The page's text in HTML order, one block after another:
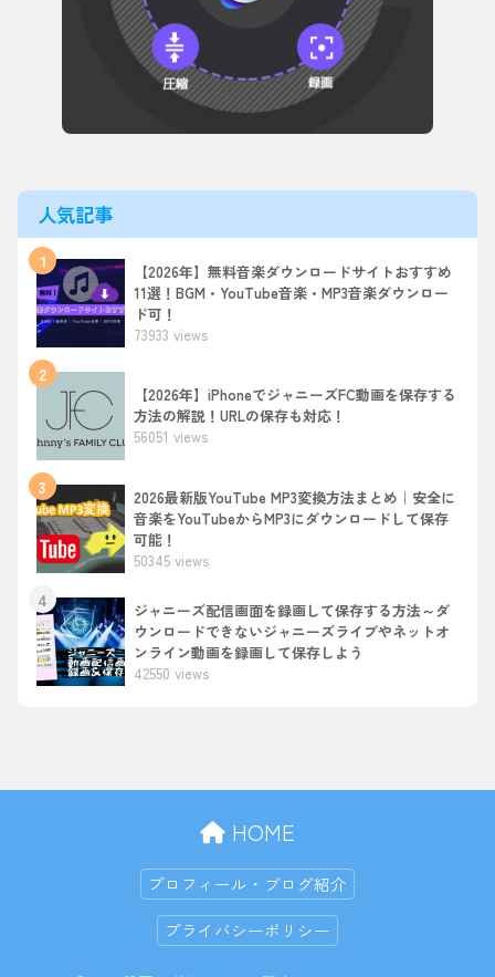
人気記事
1
【2026年】無料音楽ダウンロードサイトおすすめ
11選！BGM・YouTube音楽・MP3音楽ダウンロー
ド可！
73933 views
2
【2026年】iPhoneでジャニーズFC動画を保存する
方法の解説！URLの保存も対応！
56051 views
3
2026最新版YouTube MP3変換方法まとめ｜安全に
音楽をYouTubeからMP3にダウンロードして保存
可能！
50345 views
4
ジャニーズ配信画面を録画して保存する方法～ダ
ウンロードできないジャニーズライブやネットオ
ンライン動画を録画して保存しよう
42550 views
HOME
プロフィール・ブログ紹介
プライバシーポリシー